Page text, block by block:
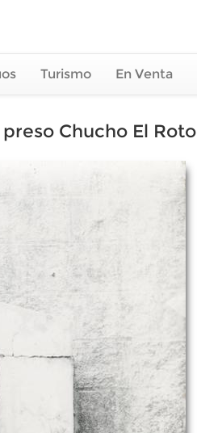
Turismo En Venta
Chucho El Roto